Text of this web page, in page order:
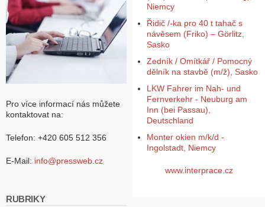
Pro více informací nás můžete
kontaktovat na:
Telefon: +420 605 512 356
E-Mail: info@pressweb.cz
RUBRIKY
Niemcy
Řidič /-ka pro 40 t tahač s
návěsem (Friko) – Görlitz,
Sasko
Zedník / Omítkář / Pomocný
dělník na stavbě (m/ž), Sasko
LKW Fahrer im Nah- und
Fernverkehr - Neuburg am
Inn (bei Passau),
Deutschland
Monter okien m/k/d -
Ingolstadt, Niemcy
www.interprace.cz